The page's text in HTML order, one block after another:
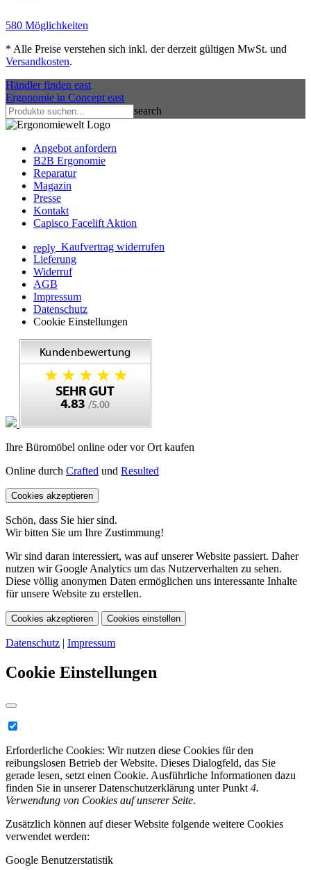
580 Möglichkeiten
* Alle Preise verstehen sich inkl. der derzeit gültigen MwSt. und
Versandkosten.
Händler finden east
Ergonomie in Concept east
search
Angebot anfordern
B2B Ergonomie
Reparatur
Magazin
Presse
Kontakt
Capisco Facelift Aktion
reply Kaufvertrag widerrufen
Lieferung
Widerruf
AGB
Impressum
Datenschutz
Cookie Einstellungen
Ihre Büromöbel online oder vor Ort kaufen
Online durch Crafted und Resulted
Cookies akzeptieren
Schön, dass Sie hier sind.
Wir bitten Sie um Ihre Zustimmung!
Wir sind daran interessiert, was auf unserer Website passiert. Daher
nutzen wir Google Analytics um das Nutzerverhalten zu sehen.
Diese völlig anonymen Daten ermöglichen uns interessante Inhalte
für unsere Website zu erstellen.
Cookies akzeptieren Cookies einstellen
Datenschutz | Impressum
Cookie Einstellungen
Erforderliche Cookies: Wir nutzen diese Cookies für den
reibungslosen Betrieb der Website. Dieses Dialogfeld, das Sie
gerade lesen, setzt einen Cookie. Ausführliche Informationen dazu
finden Sie in unserer Datenschutzerklärung unter Punkt 4.
Verwendung von Cookies auf unserer Seite.
Zusätzlich können auf dieser Website folgende weitere Cookies
verwendet werden:
Google Benutzerstatistik